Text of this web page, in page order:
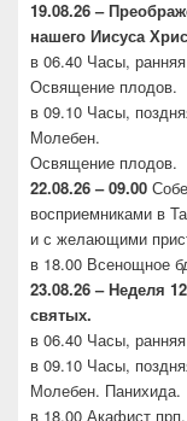
19.08.26 –
нашего Иисуса
в 06.40 Часы,
Освящение плодов.
в 09.10 Часы,
Молебен.
Освящение плодов.
22.08.26 – 09.00
восприемниками в
и с желающими
в 18.00 Всенощное
23.08.26 – Неделя
святых.
в 06.40 Часы,
в 09.10 Часы,
Молебен. Панихида.
в 18.00 Акафист